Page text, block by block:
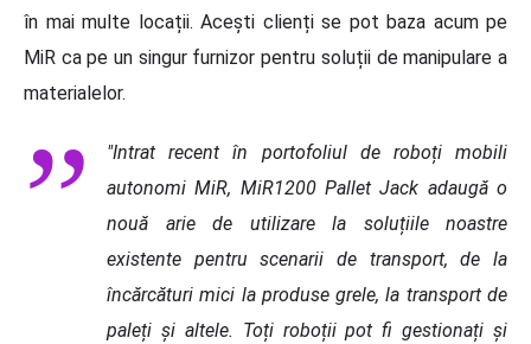
în mai multe locații. Acești clienți se pot baza acum pe
MiR ca pe un singur furnizor pentru soluții de manipulare a
materialelor.
"Intrat recent în portofoliul de roboți mobili
autonomi MiR, MiR1200 Pallet Jack adaugă o
nouă arie de utilizare la soluțiile noastre
existente pentru scenarii de transport, de la
încărcături mici la produse grele, la transport de
paleți și altele. Toți roboții pot fi gestionați și